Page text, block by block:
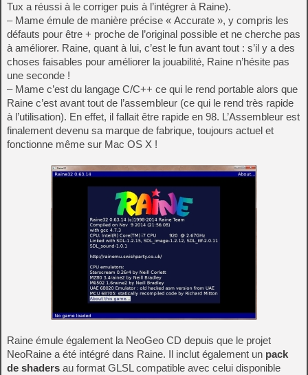
Tux a réussi à le corriger puis à l’intégrer à Raine).
– Mame émule de manière précise « Accurate », y compris les
défauts pour être + proche de l’original possible et ne cherche pas
à améliorer. Raine, quant à lui, c’est le fun avant tout : s’il y a des
choses faisables pour améliorer la jouabilité, Raine n’hésite pas
une seconde !
– Mame c’est du langage C/C++ ce qui le rend portable alors que
Raine c’est avant tout de l’assembleur (ce qui le rend très rapide
à l’utilisation). En effet, il fallait être rapide en 98. L’Assembleur est
finalement devenu sa marque de fabrique, toujours actuel et
fonctionne même sur Mac OS X !
Raine émule également la NeoGeo CD depuis que le projet
NeoRaine a été intégré dans Raine. Il inclut également un pack
de shaders au format GLSL compatible avec celui disponible